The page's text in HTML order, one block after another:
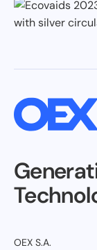
OEX S.A.